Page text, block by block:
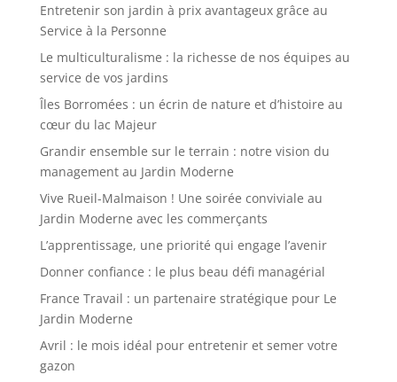
Entretenir son jardin à prix avantageux grâce au
Service à la Personne
Le multiculturalisme : la richesse de nos équipes au
service de vos jardins
Îles Borromées : un écrin de nature et d’histoire au
cœur du lac Majeur
Grandir ensemble sur le terrain : notre vision du
management au Jardin Moderne
Vive Rueil-Malmaison ! Une soirée conviviale au
Jardin Moderne avec les commerçants
L’apprentissage, une priorité qui engage l’avenir
Donner confiance : le plus beau défi managérial
France Travail : un partenaire stratégique pour Le
Jardin Moderne
Avril : le mois idéal pour entretenir et semer votre
gazon